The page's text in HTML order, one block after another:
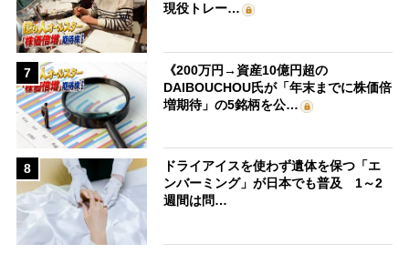
現役トレー…
7
《200万円→資産10億円超の
DAIBOUCHOU氏が「年末までに株価倍
増期待」の5銘柄を公…
8
ドライアイスを使わず遺体を保つ「エ
ンバーミング」が日本でも普及 1～2
週間は問…